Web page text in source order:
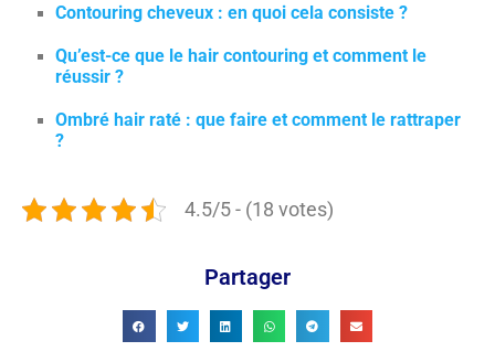
Contouring cheveux : en quoi cela consiste ?
Qu’est-ce que le hair contouring et comment le
réussir ?
Ombré hair raté : que faire et comment le rattraper
?
4.5/5 - (18 votes)
Partager